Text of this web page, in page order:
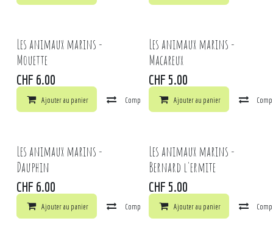
Les animaux marins -
Mouette
CHF 6.00
Ajouter au panier Comparer Ajouter à la liste de souhaits
Les animaux marins -
Macareux
CHF 5.00
Ajouter au panier
Les animaux marins -
Dauphin
CHF 6.00
Ajouter au panier Comparer Ajouter à la liste de souhaits
Les animaux marins -
Bernard l'ermite
CHF 5.00
Ajouter au panier